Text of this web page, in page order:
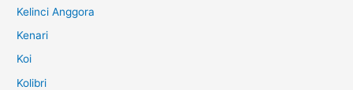
Kelinci Anggora
Kenari
Koi
Kolibri